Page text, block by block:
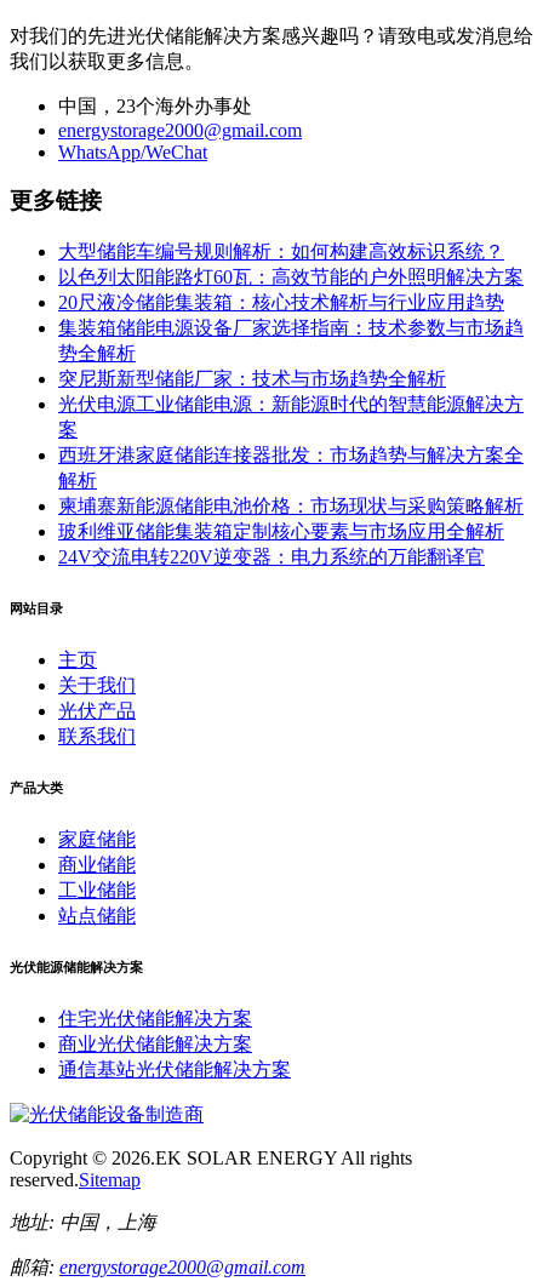
对我们的先进光伏储能解决方案感兴趣吗？请致电或发消息给
我们以获取更多信息。
中国，23个海外办事处
energystorage2000@gmail.com
WhatsApp/WeChat
更多链接
大型储能车编号规则解析：如何构建高效标识系统？
以色列太阳能路灯60瓦：高效节能的户外照明解决方案
20尺液冷储能集装箱：核心技术解析与行业应用趋势
集装箱储能电源设备厂家选择指南：技术参数与市场趋
势全解析
突尼斯新型储能厂家：技术与市场趋势全解析
光伏电源工业储能电源：新能源时代的智慧能源解决方
案
西班牙港家庭储能连接器批发：市场趋势与解决方案全
解析
柬埔寨新能源储能电池价格：市场现状与采购策略解析
玻利维亚储能集装箱定制核心要素与市场应用全解析
24V交流电转220V逆变器：电力系统的万能翻译官
网站目录
主页
关于我们
光伏产品
联系我们
产品大类
家庭储能
商业储能
工业储能
站点储能
光伏能源储能解决方案
住宅光伏储能解决方案
商业光伏储能解决方案
通信基站光伏储能解决方案
Copyright © 2026.EK SOLAR ENERGY All rights
reserved.Sitemap
地址: 中国，上海
邮箱: energystorage2000@gmail.com